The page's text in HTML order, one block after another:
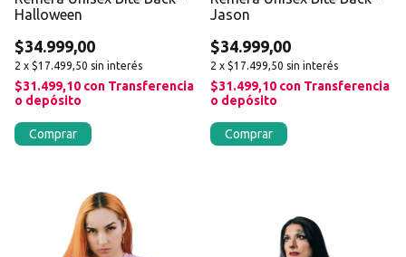
Halloween
$34.999,00
2 x $17.499,50 sin interés
$31.499,10 con Transferencia
o depósito
Comprar
Jason
$34.999,00
2 x $17.499,50 sin interés
$31.499,10 con Transferencia
o depósito
Comprar